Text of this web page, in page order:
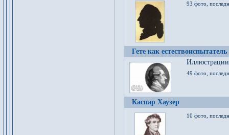
93 фото,
Гете как естествоиспытатель
49 фото,
Каспар Хаузер
10 фото,